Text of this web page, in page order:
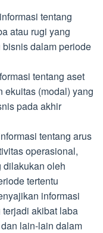
tentang
atau rugi yang
dalam periode
tentang aset
ekuitas (modal) yang
pada akhir
tentang arus
operasional,
dilakukan oleh
tertentu
informasi
akibat laba
lain-lain dalam